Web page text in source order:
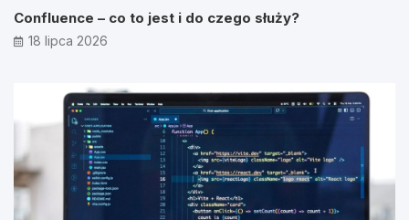
Confluence – co to jest i do czego służy?
18 lipca 2026